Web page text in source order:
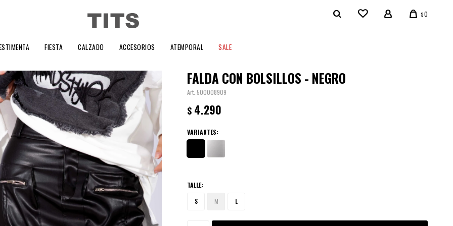
FIESTA CALZADO ACCESORIOS ATEMPORAL SALE
$0
FALDA CON BOLSILLOS - NEGRO
500008909
$ 4.290
VARIANTES:
TALLE:
S M L